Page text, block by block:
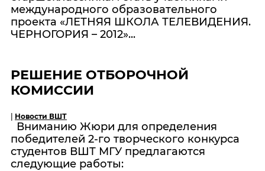
международного образовательного
проекта «ЛЕТНЯЯ ШКОЛА ТЕЛЕВИДЕНИЯ.
ЧЕРНОГОРИЯ – 2012»...
РЕШЕНИЕ ОТБОРОЧНОЙ
КОМИССИИ
Новости ВШТ
Вниманию Жюри для определения
победителей 2-го творческого конкурса
студентов ВШТ МГУ предлагаются
следующие работы: